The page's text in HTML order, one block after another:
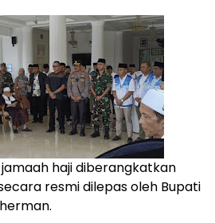
haji diberangkatkan
resmi dilepas oleh Bupati